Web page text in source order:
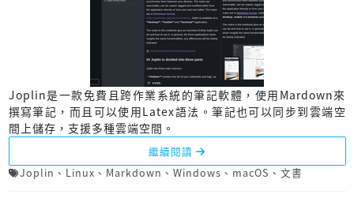
Joplin是一款免費且跨作業系統的筆記軟體，使用Mardown來
撰寫筆記，而且可以使用Latex語法。筆記也可以同步到雲端空
間上儲存，支援多種雲端空間。
繼續閱讀
Joplin 、 Linux 、 Markdown 、 Windows 、 macOS 、 文書